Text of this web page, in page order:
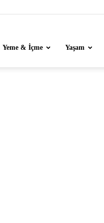
Yeme & İçme Yaşam